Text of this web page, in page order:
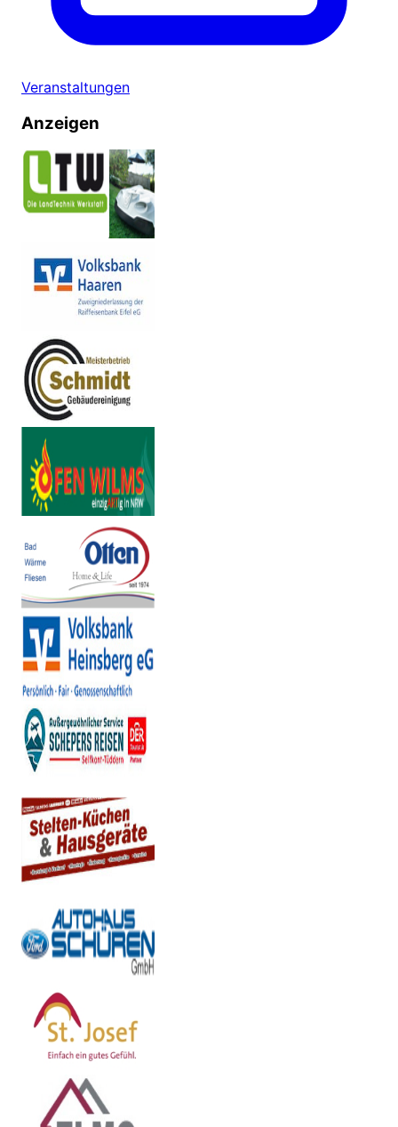
Veranstaltungen
Anzeigen